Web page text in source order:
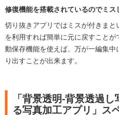
修復機能を搭載されているのでミス
切り抜きアプリではミスが付きま
を利用すれば簡単に元に戻すこと
動保存機能を使えば、万が一編集
り出すことが出来ます。
「背景透明-背景透過
る写真加工アプリ」ス